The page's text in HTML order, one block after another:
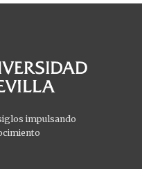
impulsando